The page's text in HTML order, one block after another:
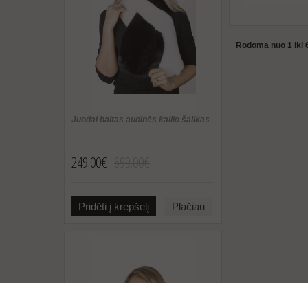
Juodai baltas audinės kailio šalikas
249.00€
Pridėti į krepšelį Plačiau
Rodoma nuo 1 iki